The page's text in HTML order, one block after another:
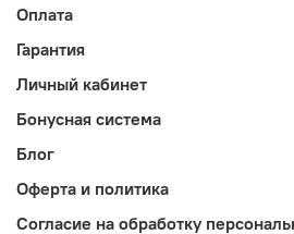
Оплата
Гарантия
Личный кабинет
Бонусная система
Блог
Оферта и политика
Согласие на обработку